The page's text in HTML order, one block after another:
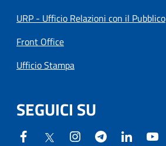
URP - Ufficio Relazioni con il Pubblico
Front Office
Ufficio Stampa
SEGUICI SU